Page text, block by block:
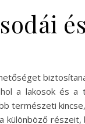
a lakosok és a
természeti
részeit,